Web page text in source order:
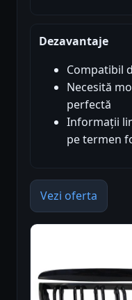
Dezavantaje
Compatibil
Necesită
perfectă
Informații
pe termen
Vezi oferta